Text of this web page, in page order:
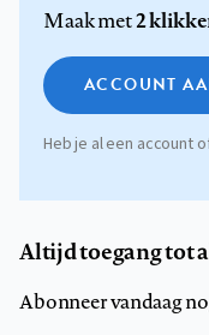
Maak met2
ACCOUNT
Heb je al een account
Altijd toegang tot
Abonneer vandaag